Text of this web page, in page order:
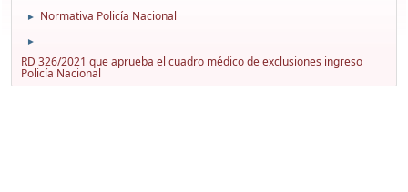
► Normativa Policía Nacional
►
RD 326/2021 que aprueba el cuadro médico de exclusiones ingreso
Policía Nacional